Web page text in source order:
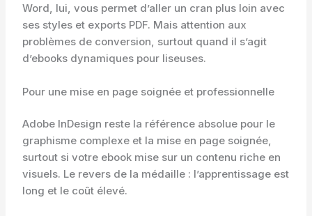
Word, lui, vous permet d’aller un cran plus loin avec
ses styles et exports PDF. Mais attention aux
problèmes de conversion, surtout quand il s’agit
d’ebooks dynamiques pour liseuses.
Pour une mise en page soignée et professionnelle
Adobe InDesign reste la référence absolue pour le
graphisme complexe et la mise en page soignée,
surtout si votre ebook mise sur un contenu riche en
visuels. Le revers de la médaille : l’apprentissage est
long et le coût élevé.